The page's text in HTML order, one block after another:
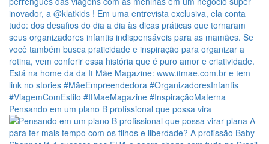
Pensando em um plano B profissional que possa vira